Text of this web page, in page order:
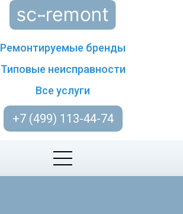
Ремонтируемые бренды
Типовые неисправности
Все услуги
+7 (499) 113-44-74